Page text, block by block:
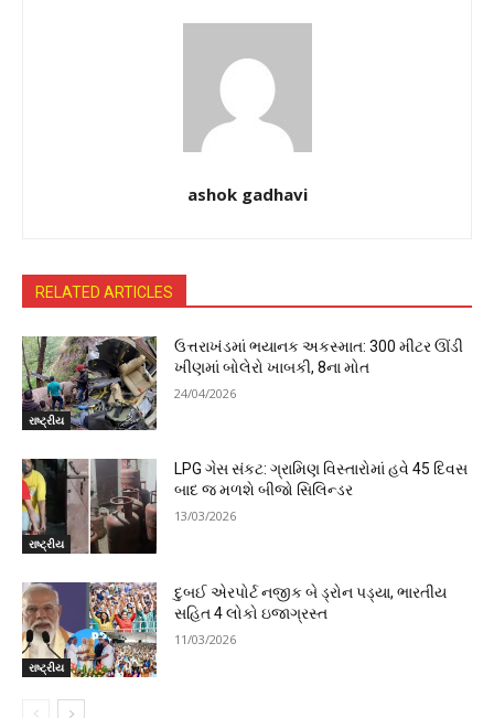
ashok gadhavi
RELATED ARTICLES
રાષ્ટ્રીય
ઉત્તરાખંડમાં ભયાનક અકસ્માત: 300 મીટર ઊંડી
ખીણમાં બોલેરો ખાબકી, 8ના મોત
24/04/2026
રાષ્ટ્રીય
LPG ગેસ સંકટ: ગ્રામિણ વિસ્તારોમાં હવે 45 દિવસ
બાદ જ મળશે બીજો સિલિન્ડર
13/03/2026
રાષ્ટ્રીય
દુબઈ એરપોર્ટ નજીક બે ડ્રોન પડ્યા, ભારતીય
સહિત 4 લોકો ઇજાગ્રસ્ત
11/03/2026